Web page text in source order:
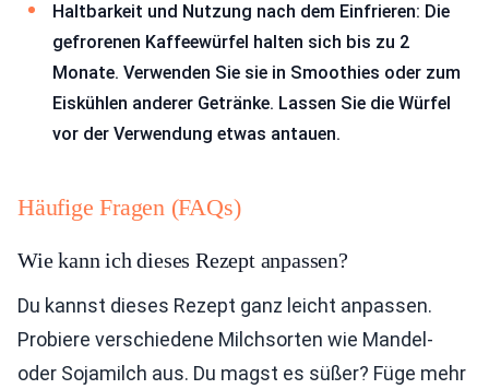
Haltbarkeit und Nutzung nach dem Einfrieren: Die
gefrorenen Kaffeewürfel halten sich bis zu 2
Monate. Verwenden Sie sie in Smoothies oder zum
Eiskühlen anderer Getränke. Lassen Sie die Würfel
vor der Verwendung etwas antauen.
Häufige Fragen (FAQs)
Wie kann ich dieses Rezept anpassen?
Du kannst dieses Rezept ganz leicht anpassen.
Probiere verschiedene Milchsorten wie Mandel-
oder Sojamilch aus. Du magst es süßer? Füge mehr